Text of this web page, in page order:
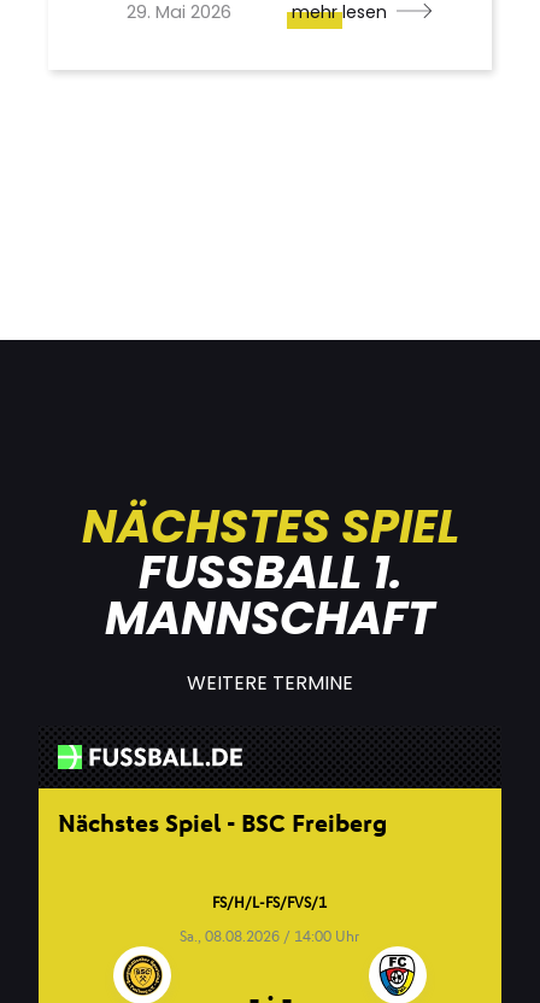
29. Mai 2026 mehr lesen
NÄCHSTES SPIEL
FUSSBALL 1. M
ANNSCHAFT
WEITERE TERMINE